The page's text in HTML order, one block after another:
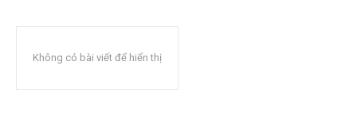
Không có bài viết để hiển thị